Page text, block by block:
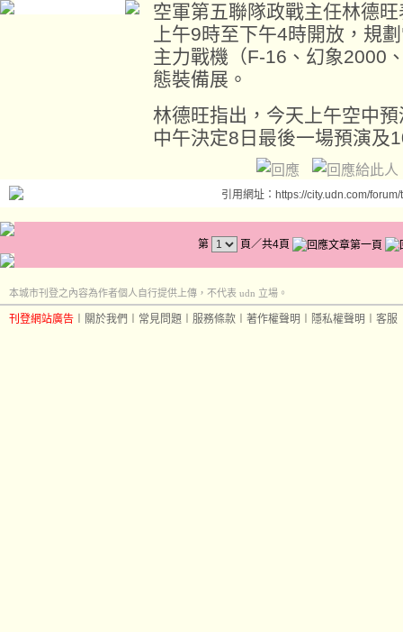
空軍第五聯隊政戰主任林德
上午9時至下午4時開放，規
主力戰機（F-16、幻象2000
態裝備展。
林德旺指出，今天上午空中
中午決定8日最後一場預演及
引用網址：https://city.udn.com/
第 頁／共4頁
本城市刊登之內容為作者個人自行提供上傳，不代表 udn 立場。
刊登網站廣告 關於我們 常見問題 服務條款 著作權聲明 隱私權聲明 客服